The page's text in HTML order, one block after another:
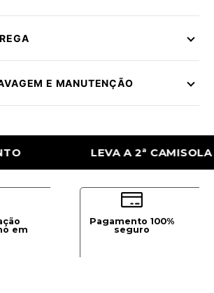
E MANUTENÇÃO
LEVA A 2ª CAMISOLA
em
Pagamento 100%
seguro